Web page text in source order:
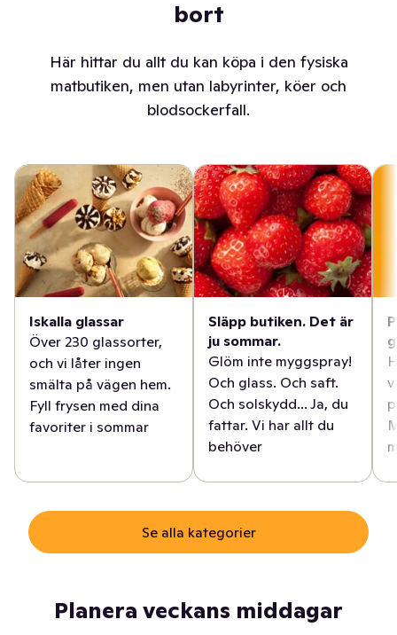
bort
Här hittar du allt du kan köpa i den fysiska
matbutiken, men utan labyrinter, köer och
blodsockerfall.
Iskalla glassar
Över 230 glassorter,
och vi låter ingen
smälta på vägen hem.
Fyll frysen med dina
favoriter i sommar
Släpp butiken. Det är
ju sommar.
Glöm inte myggspray!
Och glass. Och saft.
Och solskydd... Ja, du
fattar. Vi har allt du
behöver
Se alla kategorier
Planera veckans middagar